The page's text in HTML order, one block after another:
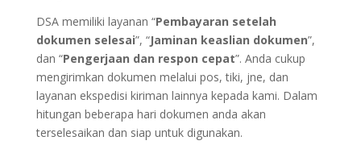
DSA memiliki layanan “Pembayaran setelah
dokumen selesai”, “Jaminan keaslian dokumen”,
dan “Pengerjaan dan respon cepat”. Anda cukup
mengirimkan dokumen melalui pos, tiki, jne, dan
layanan ekspedisi kiriman lainnya kepada kami. Dalam
hitungan beberapa hari dokumen anda akan
terselesaikan dan siap untuk digunakan.